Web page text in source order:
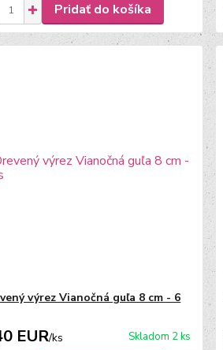
Pridať do košíka
výrez Vianočná guľa 8 cm - 6
EUR/ks Skladom 2 ks